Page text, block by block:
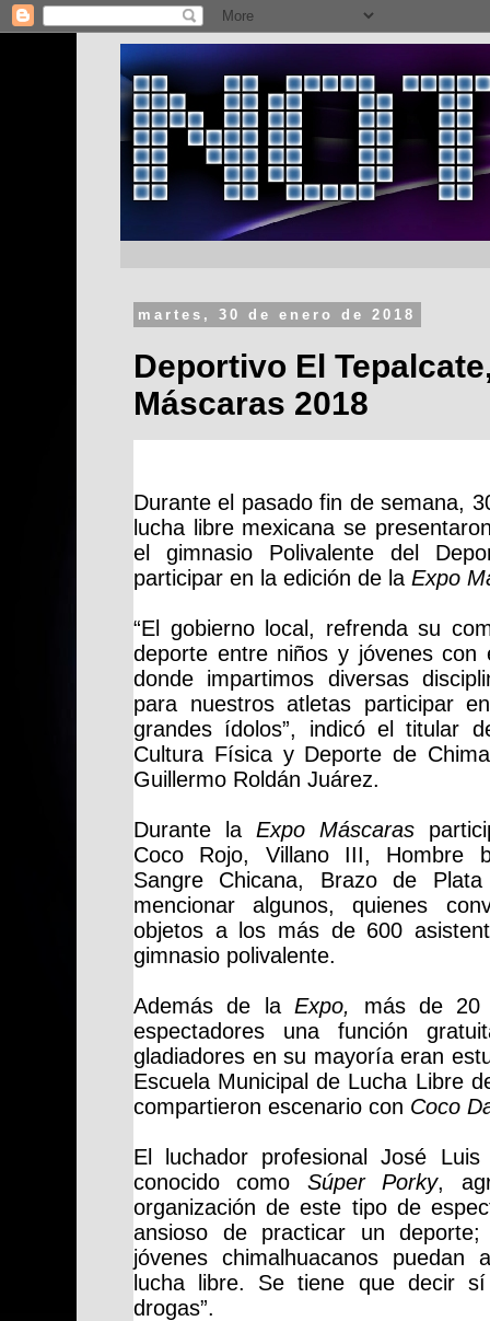
martes, 30 de enero de 2018
Deportivo El
Máscaras 2018
Durante el pasado fin de semana,
lucha libre mexicana se
el gimnasio Polivalente del
participar en la edición de la Expo
“El gobierno local, refrenda su
deporte entre niños y jóvenes con
donde impartimos diversas
para nuestros atletas participar
grandes ídolos”, indicó el titular
Cultura Física y Deporte de
Guillermo Roldán Juárez.
Durante la Expo Máscaras
Coco Rojo, Villano III, Hombre
Sangre Chicana, Brazo de
mencionar algunos, quienes
objetos a los más de 600
gimnasio polivalente.
Además de laExpo, más de 20
espectadores una función
gladiadores en su mayoría eran
Escuela Municipal de Lucha Libre
compartieron escenario con Coco
El luchador profesional José
conocido como Súper Porky,
organización de este tipo de
ansioso de practicar un
jóvenes chimalhuacanos puedan
lucha libre. Se tiene que decir
drogas”.